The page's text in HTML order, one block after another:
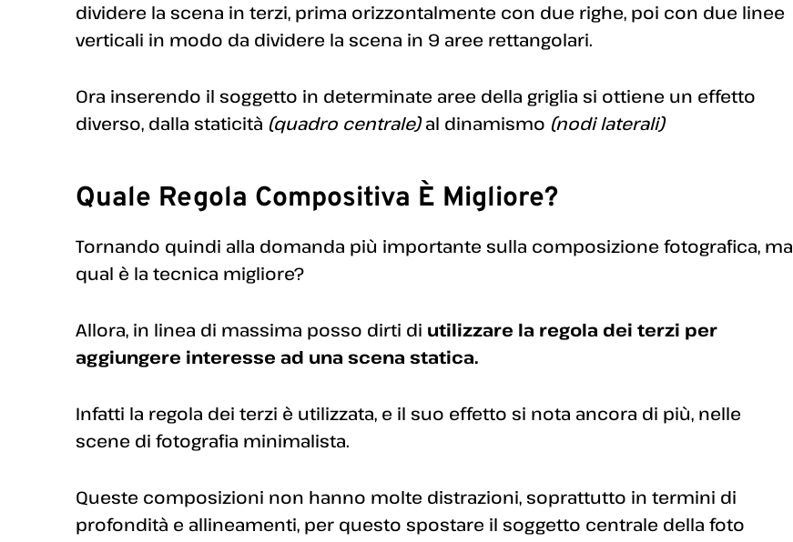
dividere la scena in terzi, prima orizzontalmente con due righe, poi con due linee
verticali in modo da dividere la scena in 9 aree rettangolari.
Ora inserendo il soggetto in determinate aree della griglia si ottiene un effetto
diverso, dalla staticità (quadro centrale)al dinamismo (nodi laterali)
Quale Regola Compositiva È Migliore?
Tornando quindi alla domanda più importante sulla composizione fotografica, ma
qual è la tecnica migliore?
Allora, in linea di massima posso dirti di utilizzare la regola dei terzi per
aggiungere interesse ad una scena statica.
Infatti la regola dei terzi è utilizzata, e il suo effetto si nota ancora di più, nelle
scene di fotografia minimalista.
Queste composizioni non hanno molte distrazioni, soprattutto in termini di
profondità e allineamenti, per questo spostare il soggetto centrale della foto